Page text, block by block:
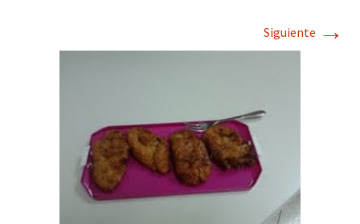
Siguiente →